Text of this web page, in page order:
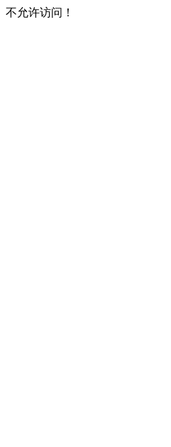
不允许访问！